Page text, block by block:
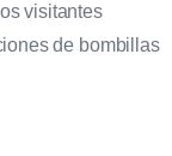
visitantes
de bombillas